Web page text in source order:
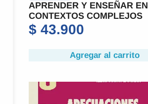
APRENDER Y ENSEÑAR EN
CONTEXTOS COMPLEJOS
$43.900
Agregar al carrito